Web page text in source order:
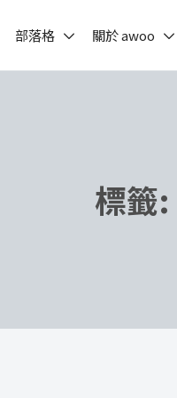
部落格 關於 awoo
標籤: